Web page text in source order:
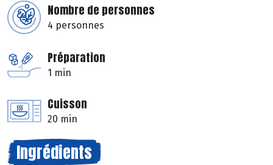
Nombre de personnes
4 personnes
Préparation
1 min
Cuisson
20 min
Ingrédients